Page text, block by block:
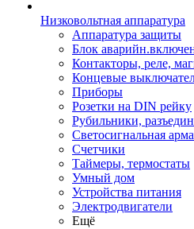
Низковольтная аппаратура
Аппаратура защиты
Блок
Контакторы, реле,
Концевые
Приборы
Розетки на DIN рейку
Рубильники,
Светосигнальная
Счетчики
Таймеры, термостаты
Умный дом
Устройства питания
Электродвигатели
Ещё